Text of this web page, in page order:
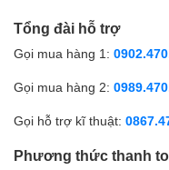
Tổng đài hỗ trợ
Gọi mua hàng 1:
Gọi mua hàng 2:
Gọi hỗ trợ kĩ thuật:
Phương thức thanh